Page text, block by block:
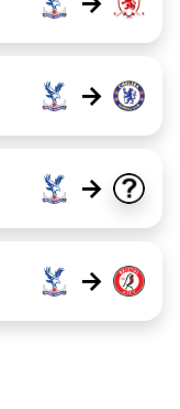
→
→
→